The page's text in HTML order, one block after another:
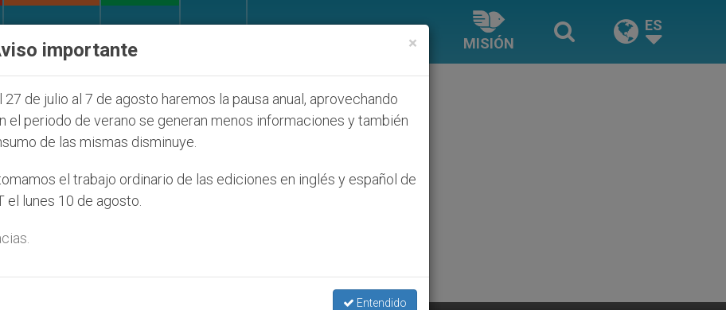
MISIÓN
ES
×
importante
27 de julio al 7 de agosto haremos la pausa anual, aprovechando
el periodo de verano se generan menos informaciones y también
de las mismas disminuye.
el trabajo ordinario de las ediciones en inglés y español de
el lunes 10 de agosto.
Entendido